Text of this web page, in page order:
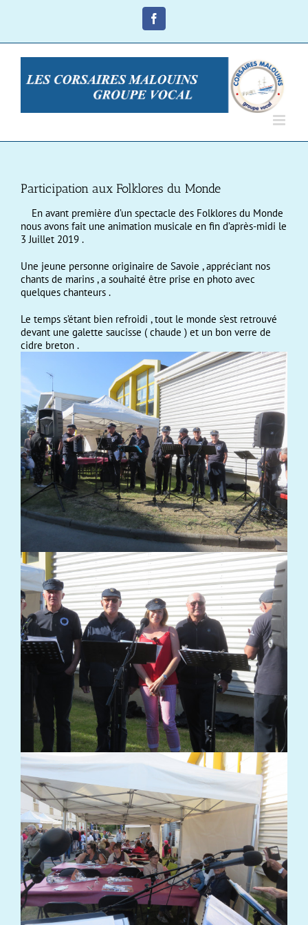
Facebook
Participation aux Folklores du Monde
En avant première d’un spectacle des Folklores du Monde
nous avons fait une animation musicale en fin d’après-midi le
3 Juillet 2019 .
Une jeune personne originaire de Savoie , appréciant nos
chants de marins , a souhaité être prise en photo avec
quelques chanteurs .
Le temps s’étant bien refroidi , tout le monde s’est retrouvé
devant une galette saucisse ( chaude ) et un bon verre de
cidre breton .